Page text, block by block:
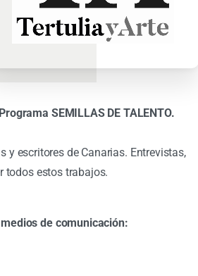
SEMILLAS DE TALENTO.
escritores de Canarias. Entrevistas,
todos estos trabajos.
de comunicación: